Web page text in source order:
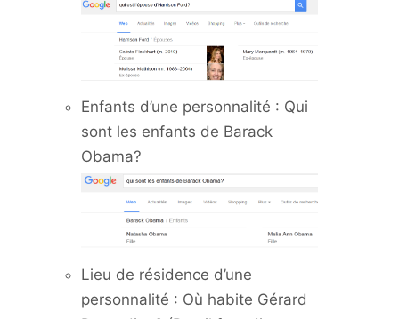
Enfants d’une personnalité : Qui
sont les enfants de Barack
Obama?
Lieu de résidence d’une
personnalité : Où habite Gérard